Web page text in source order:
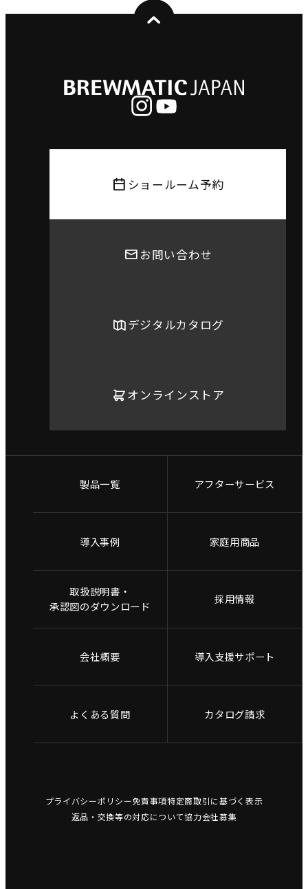
ショールーム予約
お問い合わせ
デジタルカタログ
オンラインストア
製品一覧 アフターサービス
導入事例 家庭用商品
取扱説明書・
承認図のダウンロード
採用情報
会社概要 導入支援サポート
よくある質問 カタログ請求
プライバシーポリシー免責事項特定商取引に基づく表示
返品・交換等の対応について協力会社募集